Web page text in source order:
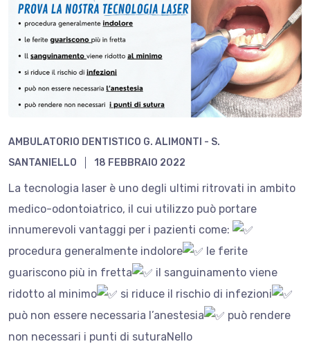
AMBULATORIO DENTISTICO G. ALIMONTI - S.
SANTANIELLO
18 FEBBRAIO 2022
La tecnologia laser è uno degli ultimi ritrovati in ambito
medico-odontoiatrico, il cui utilizzo può portare
innumerevoli vantaggi per i pazienti come:
procedura generalmente indolore
le ferite
guariscono più in fretta
il sanguinamento viene
ridotto al minimo
si riduce il rischio di infezioni
può non essere necessaria l’anestesia
può rendere
non necessari i punti di suturaNello